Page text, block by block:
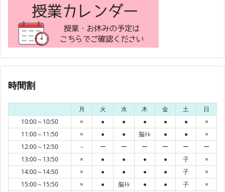
時間割
月 火 水 木 金 土
日
10:00～10:50
× ● ● ● ● ●
×
11:00～11:50
× ● ● 脳ﾄﾚ ● ●
×
12:00～12:50
－ ー ー ー ー ー
ー
13:00～13:50
× ● ● ● ● 子
×
14:00～14:50
× ● ● ● ● 子
×
15:00～15:50
× ● 脳ﾄﾚ ● ● 子
×